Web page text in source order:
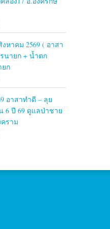
หาคม 2569 ( อาสา
นายก + น้ำตก
ยก
อาสาทำดี – ลุย
6 ปี 69 ดูแลป่าชาย
ราม